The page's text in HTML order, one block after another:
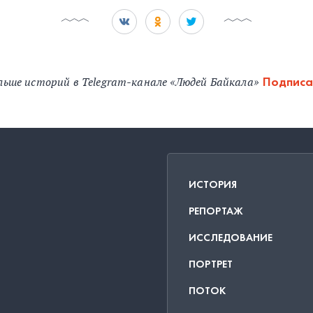
историй в Telegram-канале «Людей Байкала»
ИСТОРИЯ
РЕПОРТАЖ
ИССЛЕДОВАНИЕ
ПОРТРЕТ
ПОТОК